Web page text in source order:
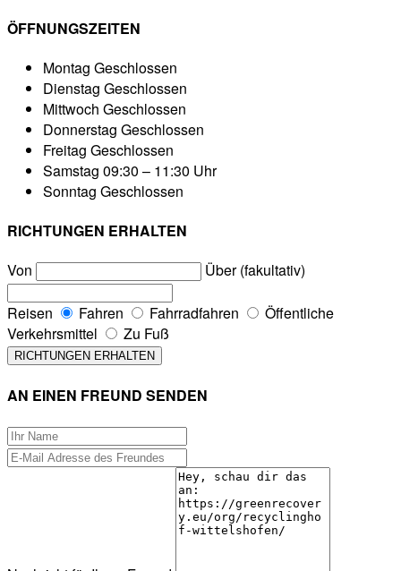
ÖFFNUNGSZEITEN
Montag Geschlossen
Dienstag Geschlossen
Mittwoch Geschlossen
Donnerstag Geschlossen
Freitag Geschlossen
Samstag 09:30 – 11:30 Uhr
Sonntag Geschlossen
RICHTUNGEN ERHALTEN
Von
Über (fakultativ)
Reisen Fahren Fahrradfahren
Öffentliche
Verkehrsmittel
Zu Fuß
AN EINEN FREUND SENDEN